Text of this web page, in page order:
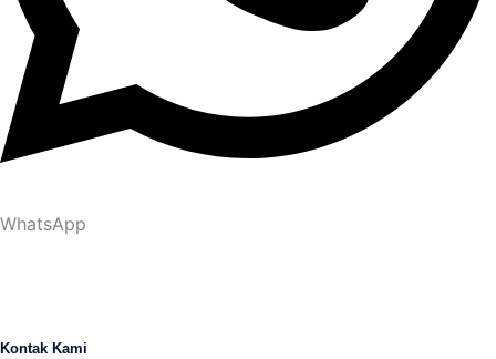
WhatsApp
Kontak Kami